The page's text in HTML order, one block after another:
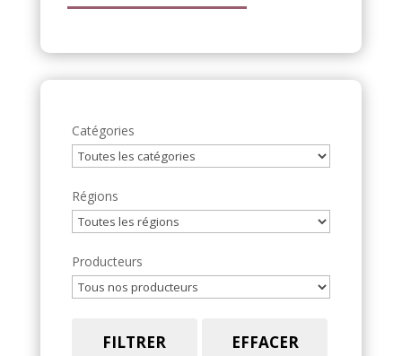
Catégories
Régions
Producteurs
FILTRER EFFACER